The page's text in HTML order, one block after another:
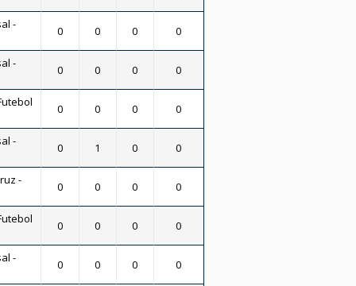
-
0 0 0 0
-
0 0 0 0
0 0 0 0
-
0 1 0 0
-
0 0 0 0
0 0 0 0
-
0 0 0 0